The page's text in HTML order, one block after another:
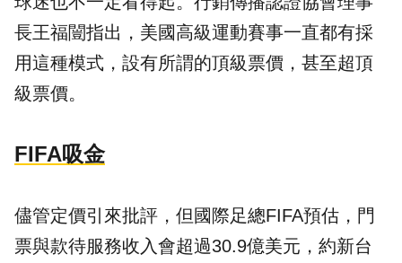
長王福闓指出，美國高級運動賽事一直都有採
用這種模式，設有所謂的頂級票價，甚至超頂
級票價。
FIFA吸金
儘管定價引來批評，但國際足總FIFA預估，門
票與款待服務收入會超過30.9億美元，約新台